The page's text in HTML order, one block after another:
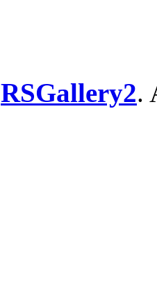
RSGallery2.